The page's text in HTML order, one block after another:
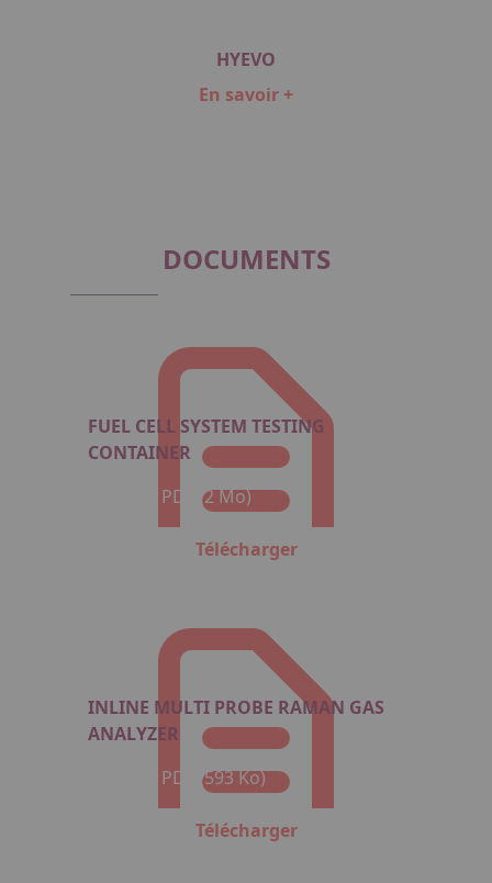
HYEVO
En savoir +
DOCUMENTS
FUEL CELL SYSTEM TESTING
CONTAINER
Format : PDF (2 Mo)
Télécharger
INLINE MULTI PROBE RAMAN GAS
ANALYZER
Format : PDF (593 Ko)
Télécharger